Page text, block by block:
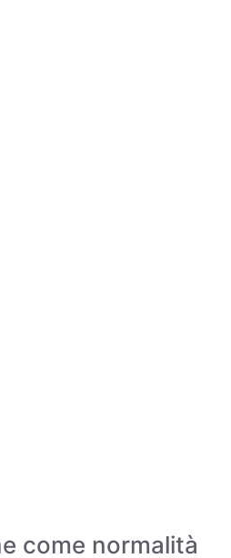
come normalità